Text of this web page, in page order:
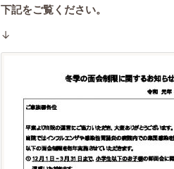
下記をご覧ください。
↓